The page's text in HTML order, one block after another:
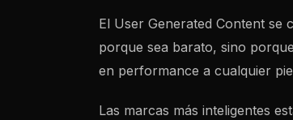
El User Generated Content
porque sea barato, sino
en performance a cualquier
Las marcas más inteligentes